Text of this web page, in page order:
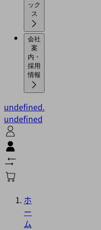
ック
会社
案
内・
採用
情報
undefined.
undefined
ホ
ー
ム